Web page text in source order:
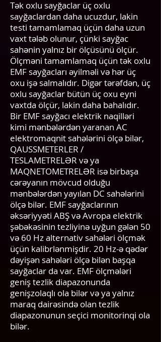
Tək oxlu sayğaclar üç oxlu
sayğaclardan daha ucuzdur, lakin
testi tamamlamaq üçün daha uzun
vaxt tələb olunur, çünki sayğac
sahənin yalnız bir ölçüsünü ölçür.
Ölçməni tamamlamaq üçün tək oxlu
EMF sayğacları əyilməli və hər üç
oxu işə salmalıdır. Digər tərəfdən, üç
oxlu sayğaclar bütün üç oxu eyni
vaxtda ölçür, lakin daha bahalıdır.
Bir EMF sayğacı elektrik naqilləri
kimi mənbələrdən yaranan AC
elektromaqnit sahələrini ölçə bilər,
QAUSSMETERLER /
TESLAMETRELƏR və ya
MAQNETOMETRELƏR isə birbaşa
cərəyanın mövcud olduğu
mənbələrdən yayılan DC sahələrini
ölçə bilər. EMF sayğaclarının
əksəriyyəti ABŞ və Avropa elektrik
şəbəkəsinin tezliyinə uyğun gələn 50
və 60 Hz alternativ sahələri ölçmək
üçün kalibrlənmişdir. 20 Hz-ə qədər
dəyişən sahələri ölçə bilən başqa
sayğaclar da var. EMF ölçmələri
geniş tezlik diapazonunda
genişzolaqlı ola bilər və ya yalnız
maraq dairəsində olan tezlik
diapazonunun seçici monitorinqi ola
bilər.